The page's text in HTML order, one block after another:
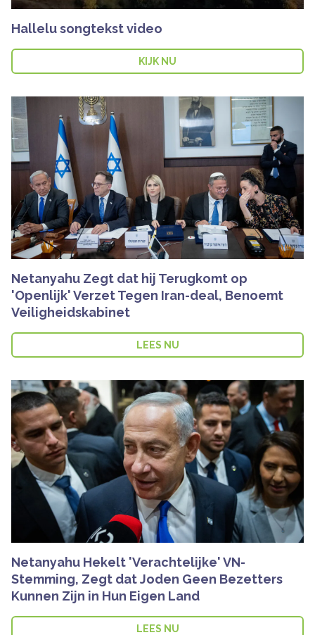
Hallelu songtekst video
KIJK NU
Netanyahu Zegt dat hij Terugkomt op
'Openlijk' Verzet Tegen Iran-deal, Benoemt
Veiligheidskabinet
LEES NU
Netanyahu Hekelt 'Verachtelijke' VN-
Stemming, Zegt dat Joden Geen Bezetters
Kunnen Zijn in Hun Eigen Land
LEES NU